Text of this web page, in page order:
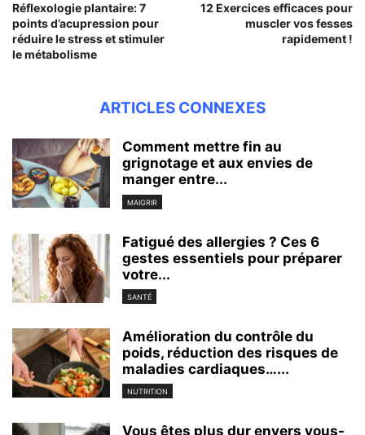
Réflexologie plantaire: 7
points d’acupression pour
réduire le stress et stimuler
le métabolisme
12 Exercices efficaces pour
muscler vos fesses
rapidement !
ARTICLES CONNEXES
Comment mettre fin au
grignotage et aux envies de
manger entre...
MAIGRIR
Fatigué des allergies ? Ces 6
gestes essentiels pour préparer
votre...
SANTÉ
Amélioration du contrôle du
poids, réduction des risques de
maladies cardiaques…...
NUTRITION
Vous êtes plus dur envers vous-